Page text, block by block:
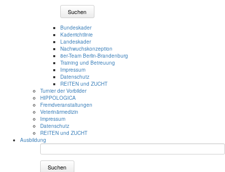
Suchen
Bundeskader
Kaderrichtlinie
Landeskader
Nachwuchskonzeption
8er-Team Berlin-Brandenburg
Training und Betreuung
Impressum
Datenschutz
REITEN und ZUCHT
Turnier der Vorbilder
HIPPOLOGICA
Fremdveranstaltungen
Veterinärmedizin
Impressum
Datenschutz
REITEN und ZUCHT
Ausbildung
Suchen